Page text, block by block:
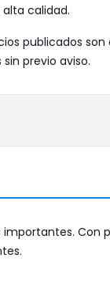
alta calidad.
publicados
previo aviso.
Con